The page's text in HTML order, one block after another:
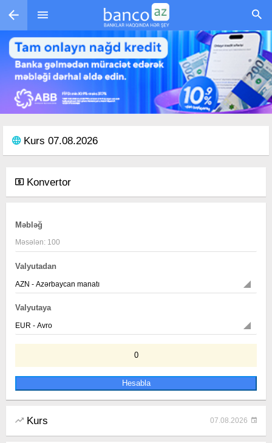
Skip to main content
Kurs 07.08.2026
Konvertor
Məbləğ
Valyutadan
Valyutaya
0
Kurs 07.08.2026